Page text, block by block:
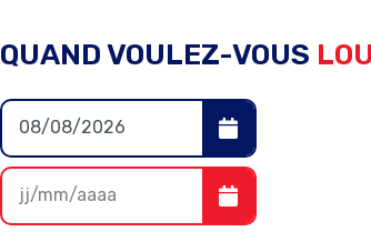
QUAND VOULEZ-VOUS